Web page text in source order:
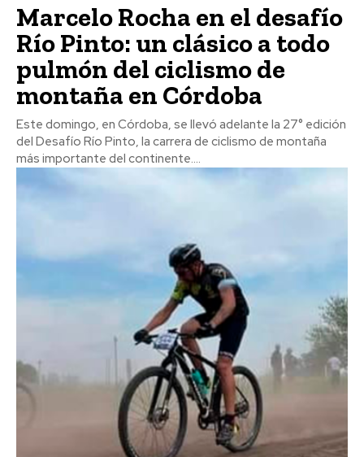
Marcelo Rocha en el desafío
Río Pinto: un clásico a todo
pulmón del ciclismo de
montaña en Córdoba
Este domingo, en Córdoba, se llevó adelante la 27° edición
del Desafío Río Pinto, la carrera de ciclismo de montaña
más importante del continente....